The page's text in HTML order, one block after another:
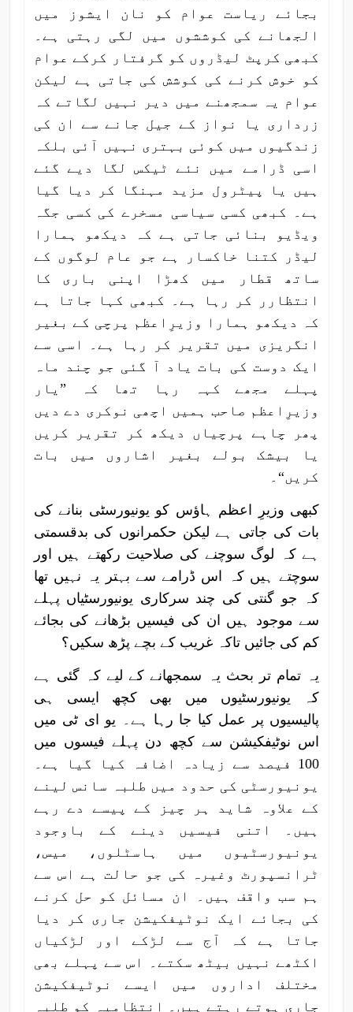
بجائے ریاست عوام کو نان ایشوز میں
الجھانے کی کوششوں میں لگی رہتی ہے۔
کبھی کرپٹ لیڈروں کو گرفتار کرکے عوام
کو خوش کرنے کی کوشش کی جاتی ہے لیکن
عوام یہ سمجھنے میں دیر نہیں لگاتے کہ
زرداری یا نواز کے جیل جانے سے ان کی
زندگیوں میں کوئی بہتری نہیں آئی بلکہ
اسی ڈرامے میں نئے ٹیکس لگا دیے گئے
ہیں یا پیٹرول مزید مہنگا کر دیا گیا
ہے۔ کبھی کسی سیاسی مسخرے کی کسی جگہ
ویڈیو بنائی جاتی ہے کہ دیکھو ہمارا
لیڈر کتنا خاکسار ہے جو عام لوگوں کے
ساتھ قطار میں کھڑا اپنی باری کا
انتظارر کر رہا ہے۔ کبھی کہا جاتا ہے
کہ دیکھو ہمارا وزیرِاعظم پرچی کے بغیر
انگریزی میں تقریر کر رہا ہے۔ اسی سے
ایک دوست کی بات یاد آ گئی جو چند ماہ
پہلے مجھے کہہ رہا تھا کہ ”یار
وزیرِاعظم صاحب ہمیں اچھی نوکری دے دیں
پھر چاہے پرچیاں دیکھ کر تقریر کریں
یا بیشک بولے بغیر اشاروں میں بات
کریں“۔
کبھی وزیرِ اعظم ہاؤس کو یونیورسٹی بنانے کی
بات کی جاتی ہے لیکن حکمرانوں کی بدقسمتی
ہے کہ لوگ سوچنے کی صلاحیت رکھتے ہیں اور
سوچتے ہیں کہ اس ڈرامے سے بہتر یہ نہیں تھا
کہ جو گنتی کی چند سرکاری یونیورسٹیاں پہلے
سے موجود ہیں ان کی فیسیں بڑھانے کی بجائے
کم کی جائیں تاکہ غریب کے بچے پڑھ سکیں؟
یہ تمام تر بحث یہ سمجھانے کے لیے کہ گئی ہے
کہ یونیورسٹیوں میں بھی کچھ ایسی ہی
پالیسیوں پر عمل کیا جا رہا ہے۔ یو ای ٹی میں
اس نوٹیفکیشن سے کچھ دن پہلے فیسوں میں
100 فیصد سے زیادہ اضافہ کیا گیا ہے۔
یونیورسٹی کی حدود میں طلبہ سانس لینے
کے علاوہ شاید ہر چیز کے پیسے دے رہے
ہیں۔ اتنی فیسیں دینے کے باوجود
یونیورسٹیوں میں ہاسٹلوں، میس،
ٹرانسپورٹ وغیرہ کی جو حالت ہے اس سے
ہم سب واقف ہیں۔ ان مسائل کو حل کرنے
کی بجائے ایک نوٹیفکیشن جاری کر دیا
جاتا ہے کہ آج سے لڑکے اور لڑکیاں
اکٹھے نہیں بیٹھ سکتے۔ اس سے پہلے بھی
مختلف اداروں میں ایسے نوٹیفکیشن
جاری ہوتے رہتے ہیں۔ انتظامیہ کو طلبہ